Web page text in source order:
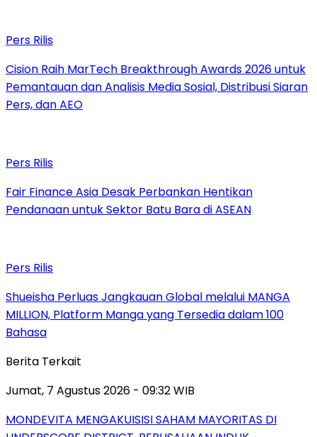
Pers Rilis
Cision Raih MarTech Breakthrough Awards 2026 untuk
Pemantauan dan Analisis Media Sosial, Distribusi Siaran
Pers, dan AEO
Pers Rilis
Fair Finance Asia Desak Perbankan Hentikan
Pendanaan untuk Sektor Batu Bara di ASEAN
Pers Rilis
Shueisha Perluas Jangkauan Global melalui MANGA
MILLION, Platform Manga yang Tersedia dalam 100
Bahasa
Berita Terkait
Jumat, 7 Agustus 2026 - 09:32 WIB
MONDEVITA MENGAKUISISI SAHAM MAYORITAS DI